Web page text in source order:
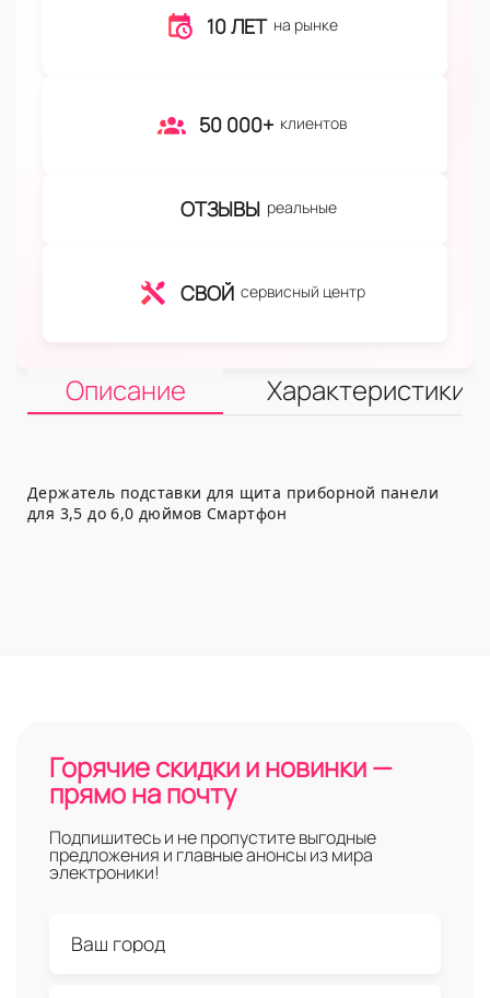
10 ЛЕТ на рынке
50 000+ клиентов
ОТЗЫВЫ реальные
СВОЙ сервисный центр
Описание Характеристики
Держатель подставки для щита приборной панели
для 3,5 до 6,0 дюймов Смартфон
Горячие скидки и новинки —
прямо на почту
Подпишитесь и не пропустите выгодные
предложения и главные анонсы из мира
электроники!